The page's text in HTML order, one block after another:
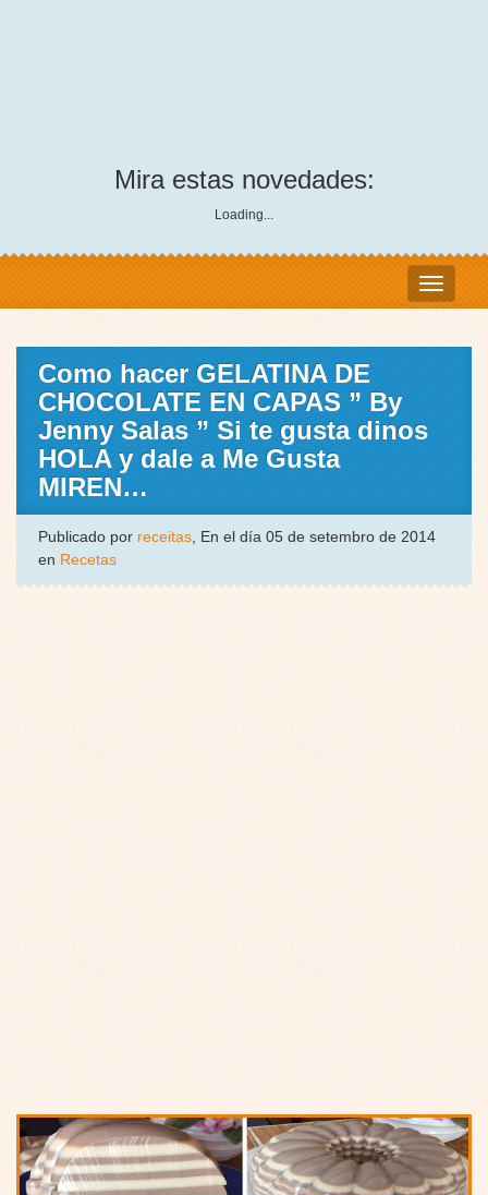
Mira estas novedades:
Loading...
Como hacer GELATINA DE
CHOCOLATE EN CAPAS ” By
Jenny Salas ” Si te gusta dinos
HOLA y dale a Me Gusta
MIREN…
Publicado por receitas, En el día 05 de setembro de 2014
en Recetas